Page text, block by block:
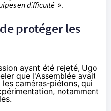
en difficulté ».
protéger les
ayant été rejeté, Ugo
que l'Assemblée avait
caméras-piétons, qui
notamment